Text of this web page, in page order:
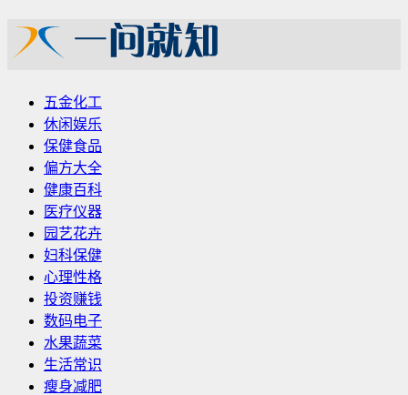
五金化工
休闲娱乐
保健食品
偏方大全
健康百科
医疗仪器
园艺花卉
妇科保健
心理性格
投资赚钱
数码电子
水果蔬菜
生活常识
瘦身减肥